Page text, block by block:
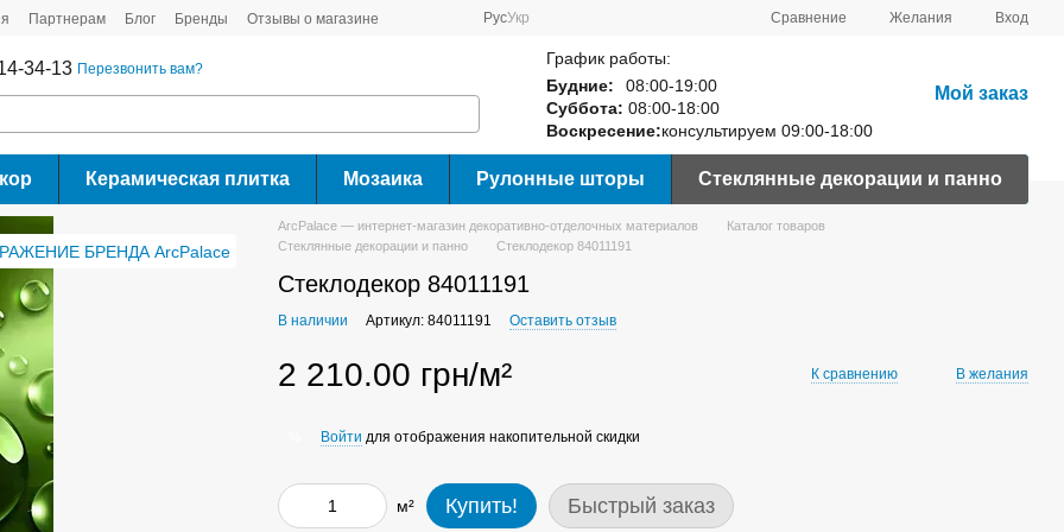
Партнерам Блог Бренды Отзывы о магазине РусУкр Сравнение Желания Вход
34-13 Перезвонить вам?
График работы:
Будние:
08:00-19:00
Суббота: 08:00-18:00
Воскресение:консультируем 09:00-18:00
Мой заказ
Керамическая плитка Мозаика Рулонные шторы Стеклянные декорации и панно
ArcPalace — интернет-магазин декоративно-отделочных материалов
Каталог товаров
Стеклянные декорации и панно
Стеклодекор 84011191
Стеклодекор 84011191
В наличии Артикул: 84011191 Оставить отзыв
2 210.00 грн/м² К сравнению В желания
Войти для отображения накопительной скидки
м² Купить! Быстрый заказ